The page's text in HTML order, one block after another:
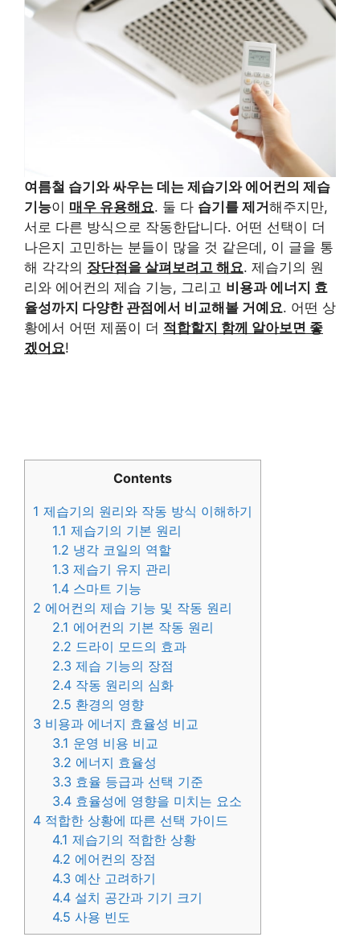
여름철 습기와 싸우는 데는 제습기와 에어컨의 제습
기능이 매우 유용해요. 둘 다 습기를 제거해주지만,
서로 다른 방식으로 작동한답니다. 어떤 선택이 더
나은지 고민하는 분들이 많을 것 같은데, 이 글을 통
해 각각의 장단점을 살펴보려고 해요. 제습기의 원
리와 에어컨의 제습 기능, 그리고 비용과 에너지 효
율성까지 다양한 관점에서 비교해볼 거예요. 어떤 상
황에서 어떤 제품이 더 적합할지 함께 알아보면 좋
겠어요!
Contents
1 제습기의 원리와 작동 방식 이해하기
1.1 제습기의 기본 원리
1.2 냉각 코일의 역할
1.3 제습기 유지 관리
1.4 스마트 기능
2 에어컨의 제습 기능 및 작동 원리
2.1 에어컨의 기본 작동 원리
2.2 드라이 모드의 효과
2.3 제습 기능의 장점
2.4 작동 원리의 심화
2.5 환경의 영향
3 비용과 에너지 효율성 비교
3.1 운영 비용 비교
3.2 에너지 효율성
3.3 효율 등급과 선택 기준
3.4 효율성에 영향을 미치는 요소
4 적합한 상황에 따른 선택 가이드
4.1 제습기의 적합한 상황
4.2 에어컨의 장점
4.3 예산 고려하기
4.4 설치 공간과 기기 크기
4.5 사용 빈도